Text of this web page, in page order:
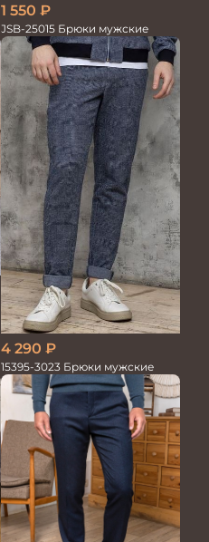
1 550 ₽
JSB-25015 Брюки мужские
4 290 ₽
15395-3023 Брюки мужские